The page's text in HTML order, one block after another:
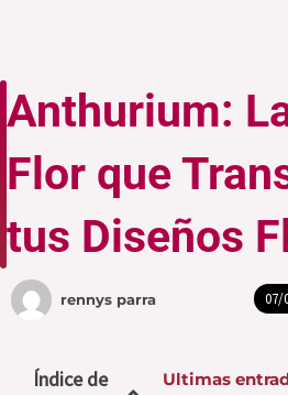
Anthurium:
Flor que
tus Diseños
rennys parra 07/
Índice de
Ultimas